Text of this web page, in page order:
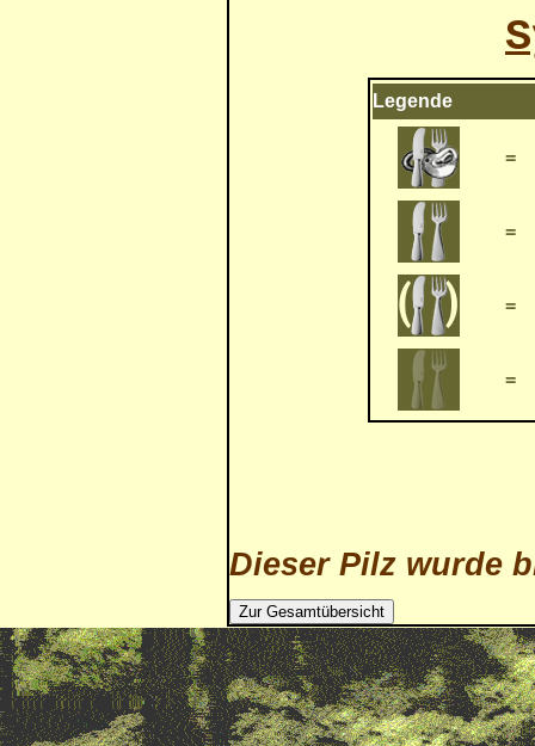
Legende
=
=
=
=
Dieser Pilz wurde